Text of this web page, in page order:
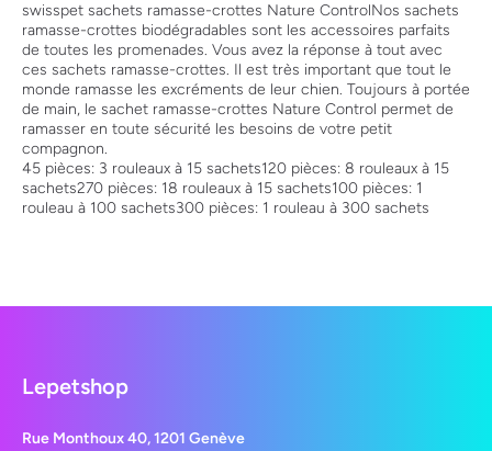
swisspet sachets ramasse-crottes Nature ControlNos sachets
ramasse-crottes biodégradables sont les accessoires parfaits
de toutes les promenades. Vous avez la réponse à tout avec
ces sachets ramasse-crottes. Il est très important que tout le
monde ramasse les excréments de leur chien. Toujours à portée
de main, le sachet ramasse-crottes Nature Control permet de
ramasser en toute sécurité les besoins de votre petit
compagnon.
45 pièces: 3 rouleaux à 15 sachets120 pièces: 8 rouleaux à 15
sachets270 pièces: 18 rouleaux à 15 sachets100 pièces: 1
rouleau à 100 sachets300 pièces: 1 rouleau à 300 sachets
Lepetshop
Rue Monthoux 40, 1201 Genève